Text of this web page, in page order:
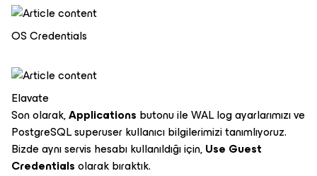
OS Credentials
Elavate
Son olarak,Applications butonu ile WAL log ayarlarımızı ve
PostgreSQL superuser kullanıcı bilgilerimizi tanımlıyoruz.
Bizde aynı servis hesabı kullanıldığı için,Use Guest
Credentialsolarak bıraktık.